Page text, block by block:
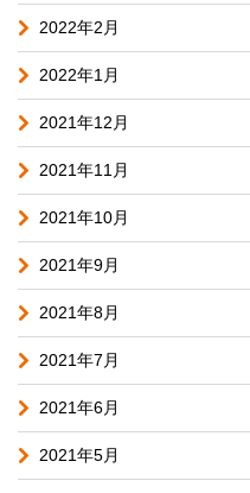
2022年2月
2022年1月
2021年12月
2021年11月
2021年10月
2021年9月
2021年8月
2021年7月
2021年6月
2021年5月